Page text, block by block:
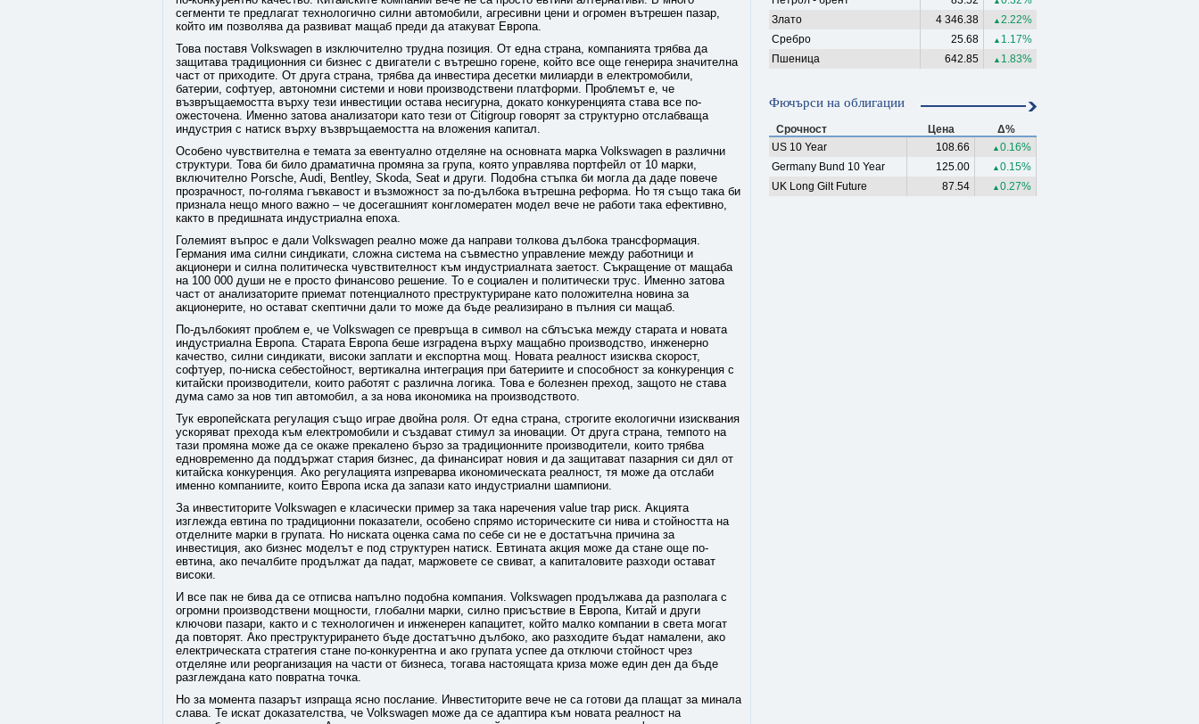
сегменти те предлагат технологично силни автомобили, агресивни цени и огромен вътрешен пазар,
който им позволява да развиват мащаб преди да атакуват Европа.
Това поставя Volkswagen в изключително трудна позиция. От една страна, компанията трябва да
защитава традиционния си бизнес с двигатели с вътрешно горене, който все още генерира значителна
част от приходите. От друга страна, трябва да инвестира десетки милиарди в електромобили,
батерии, софтуер, автономни системи и нови производствени платформи. Проблемът е, че
възвръщаемостта върху тези инвестиции остава несигурна, докато конкуренцията става все по-
ожесточена. Именно затова анализатори като тези от Citigroup говорят за структурно отслабваща
индустрия с натиск върху възвръщаемостта на вложения капитал.
Особено чувствителна е темата за евентуално отделяне на основната марка Volkswagen в различни
структури. Това би било драматична промяна за група, която управлява портфейл от 10 марки,
включително Porsche, Audi, Bentley, Skoda, Seat и други. Подобна стъпка би могла да даде повече
прозрачност, по-голяма гъвкавост и възможност за по-дълбока вътрешна реформа. Но тя също така би
признала нещо много важно – че досегашният конгломератен модел вече не работи така ефективно,
както в предишната индустриална епоха.
Големият въпрос е дали Volkswagen реално може да направи толкова дълбока трансформация.
Германия има силни синдикати, сложна система на съвместно управление между работници и
акционери и силна политическа чувствителност към индустриалната заетост. Съкращение от мащаба
на 100 000 души не е просто финансово решение. То е социален и политически трус. Именно затова
част от анализаторите приемат потенциалното преструктуриране като положителна новина за
акционерите, но остават скептични дали то може да бъде реализирано в пълния си мащаб.
По-дълбокият проблем е, че Volkswagen се превръща в символ на сблъсъка между старата и новата
индустриална Европа. Старата Европа беше изградена върху мащабно производство, инженерно
качество, силни синдикати, високи заплати и експортна мощ. Новата реалност изисква скорост,
софтуер, по-ниска себестойност, вертикална интеграция при батериите и способност за конкуренция с
китайски производители, които работят с различна логика. Това е болезнен преход, защото не става
дума само за нов тип автомобил, а за нова икономика на производството.
Тук европейската регулация също играе двойна роля. От една страна, строгите екологични изисквания
ускоряват прехода към електромобили и създават стимул за иновации. От друга страна, темпото на
тази промяна може да се окаже прекалено бързо за традиционните производители, които трябва
едновременно да поддържат стария бизнес, да финансират новия и да защитават пазарния си дял от
китайска конкуренция. Ако регулацията изпреварва икономическата реалност, тя може да отслаби
именно компаниите, които Европа иска да запази като индустриални шампиони.
За инвеститорите Volkswagen е класически пример за така наречения value trap риск. Акцията
изглежда евтина по традиционни показатели, особено спрямо историческите си нива и стойността на
отделните марки в групата. Но ниската оценка сама по себе си не е достатъчна причина за
инвестиция, ако бизнес моделът е под структурен натиск. Евтината акция може да стане още по-
евтина, ако печалбите продължат да падат, маржовете се свиват, а капиталовите разходи остават
високи.
И все пак не бива да се отписва напълно подобна компания. Volkswagen продължава да разполага с
огромни производствени мощности, глобални марки, силно присъствие в Европа, Китай и други
ключови пазари, както и с технологичен и инженерен капацитет, който малко компании в света могат
да повторят. Ако преструктурирането бъде достатъчно дълбоко, ако разходите бъдат намалени, ако
електрическата стратегия стане по-конкурентна и ако групата успее да отключи стойност чрез
отделяне или реорганизация на части от бизнеса, тогава настоящата криза може един ден да бъде
разглеждана като повратна точка.
Но за момента пазарът изпраща ясно послание. Инвеститорите вече не са готови да плащат за минала
слава. Те искат доказателства, че Volkswagen може да се адаптира към новата реалност на
Злато
4 346.38 ▲ 2.22%
Сребро
25.68 ▲ 1.17%
Пшеница
642.85 ▲ 1.83%
Фючърси на облигации
Срочност Цена
Δ%
US 10 Year
108.66 ▲ 0.16%
Germany Bund 10 Year
125.00 ▲ 0.15%
UK Long Gilt Future
87.54 ▲ 0.27%